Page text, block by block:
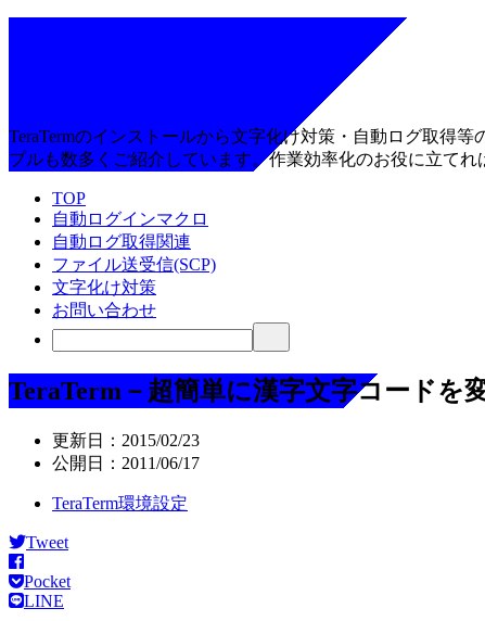
TeraTermのインストールから文字化け対策・自動ログ取得
プルも数多くご紹介しています。作業効率化のお役に立てれ
TOP
自動ログインマクロ
自動ログ取得関連
ファイル送受信(SCP)
文字化け対策
お問い合わせ
TeraTerm－超簡単に漢字文字コードを
更新日： 2015/02/23
公開日： 2011/06/17
TeraTerm環境設定
Tweet
Pocket
LINE